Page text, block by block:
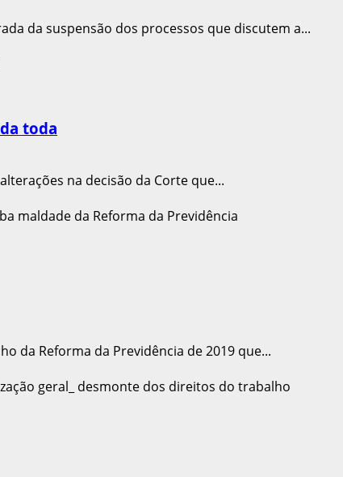
da suspensão dos processos que discutem a...
toda
na decisão da Corte que...
da Reforma da Previdência de 2019 que...